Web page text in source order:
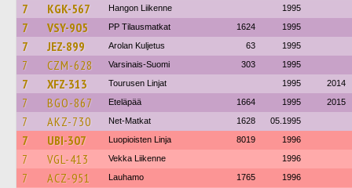
7 KGK-567 Hangon Liikenne 1995
7 VSY-905 PP Tilausmatkat 1624 1995
7 JEZ-899 Arolan Kuljetus 63 1995
7 CZM-628 Varsinais-Suomi 303 1995
7 XFZ-313 Tourusen Linjat 1995 2014
7 BGO-867 Eteläpää 1664 1995 2015
7 AKZ-730 Net-Matkat 1628 05.1995
7 UBI-307 Luopioisten Linja 8019 1996
7 VGL-413 Vekka Liikenne 1996
7 ACZ-951 Lauhamo 1765 1996